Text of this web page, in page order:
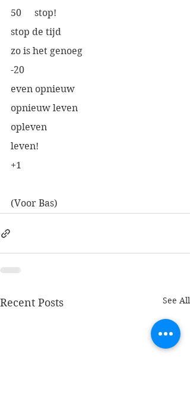
50	stop!
stop de tijd
zo is het genoeg
-20
even opnieuw
opnieuw leven
opleven
leven!
+1
(Voor Bas)
Recent Posts See All